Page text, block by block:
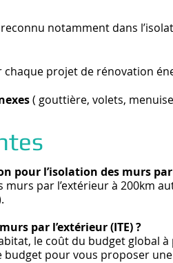
notamment dans
chaque projet de rénovation
( gouttière, volets,
pour l’isolation des murs par
par l’extérieur à 200km
par l’extérieur (ITE) ?
le coût du budget global
pour vous proposer